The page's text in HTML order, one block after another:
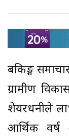
बैंकिङ्ग
ग्रामीण
शेयरधनीले
आर्थिक वर्ष